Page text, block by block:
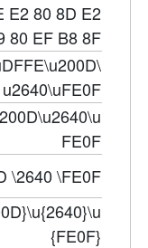
E2 80 8D E2
80 EF B8 8F
u2640\uFE0F
FE0F
\2640 \FE0F
{FE0F}